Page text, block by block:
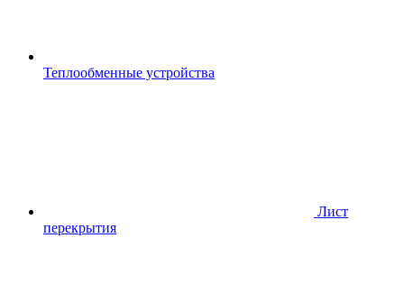
Теплообменные устройства
Лист
перекрытия